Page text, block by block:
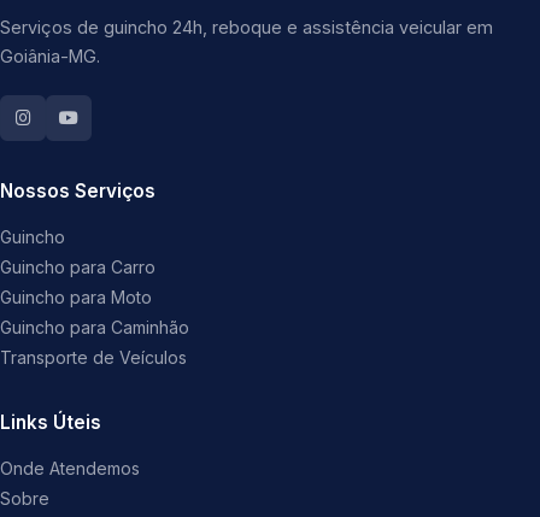
Serviços de guincho 24h, reboque e assistência veicular em
Goiânia-MG.
Nossos Serviços
Guincho
Guincho para Carro
Guincho para Moto
Guincho para Caminhão
Transporte de Veículos
Links Úteis
Onde Atendemos
Sobre